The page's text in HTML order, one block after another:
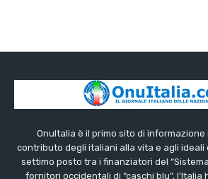
OnuItalia è il primo sito di
contributo degli italiani alla vita e agli ideali
settimo posto tra i finanziatori del
fornitori occidentali di “caschi blu”, l’Italia